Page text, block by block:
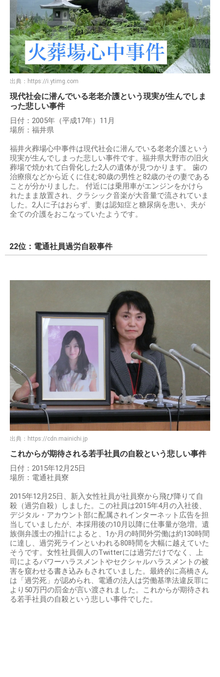
出典： https://i.ytimg.com
現代社会に潜んでいる老老介護という現実が生んでしま
った悲しい事件
日付：2005年（平成17年）11月
場所：福井県
福井火葬場心中事件は現代社会に潜んでいる老老介護という
現実が生んでしまった悲しい事件です。福井県大野市の旧火
葬場で焼かれて白骨化した2人の遺体が見つかります。 歯の
治療痕などから近くに住む80歳の男性と82歳のその妻である
ことが分かりました。 付近には乗用車がエンジンをかけら
れたまま放置され、クラシック音楽が大音量で流されていま
した。2人に子はおらず、妻は認知症と糖尿病を患い、夫が
全ての介護をおこなっていたようです。
22位：電通社員過労自殺事件
出典： https://cdn.mainichi.jp
これからが期待される若手社員の自殺という悲しい事件
日付：2015年12月25日
場所：電通社員寮
2015年12月25日、新入女性社員が社員寮から飛び降りて自
殺（過労自殺）しました。この社員は2015年4月の入社後、
デジタル・アカウント部に配属されインターネット広告を担
当していましたが、本採用後の10月以降に仕事量が急増。遺
族側弁護士の推計によると、1か月の時間外労働は約130時間
に達し、過労死ラインといわれる80時間を大幅に越えていた
そうです。女性社員個人のTwitterには過労だけでなく、上
司によるパワーハラスメントやセクシャルハラスメントの被
害を窺わせる書き込みもされていました。最終的に高橋さん
は「過労死」が認められ、電通の法人は労働基準法違反罪に
より50万円の罰金が言い渡されました。これからが期待され
る若手社員の自殺という悲しい事件でした。